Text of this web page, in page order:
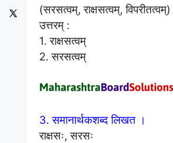
(सरसत्वम्, राक्षसत्वम्, विपरीतत्वम्)
उत्तरम् :
1. राक्षसत्वम्
2. सरसत्वम्
3. समानार्थकशब्द लिखत ।
राक्षसः, सरसः